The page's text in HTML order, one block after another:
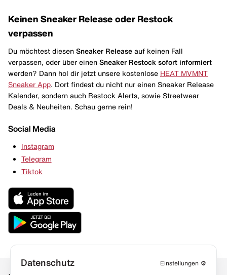
Keinen Sneaker Release oder Restock
verpassen
Du möchtest diesen Sneaker Release auf keinen Fall
verpassen, oder über einen Sneaker Restock sofort informiert
werden? Dann hol dir jetzt unsere kostenlose HEAT MVMNT
Sneaker App . Dort findest du nicht nur einen Sneaker Release
Kalender, sondern auch Restock Alerts, sowie Streetwear
Deals & Neuheiten. Schau gerne rein!
Social Media
Instagram
Telegram
Tiktok
Datenschutz Einstellungen ⚙️